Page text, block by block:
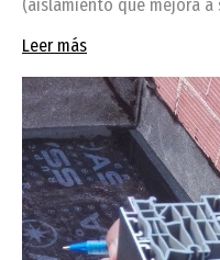
(aislamiento que mejora a
Leer más